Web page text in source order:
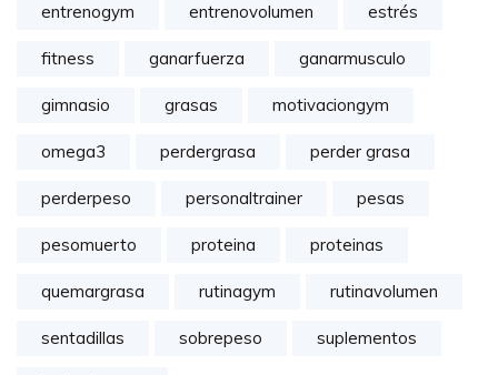
entrenogym entrenovolumen estrés
fitness ganarfuerza ganarmusculo
gimnasio grasas motivaciongym
omega3 perdergrasa perder grasa
perderpeso personaltrainer pesas
pesomuerto proteina proteinas
quemargrasa rutinagym rutinavolumen
sentadillas sobrepeso suplementos